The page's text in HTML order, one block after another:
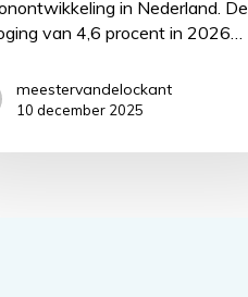
in Nederland. De
van 4,6 procent in 2026…
meestervandelockant
10 december 2025